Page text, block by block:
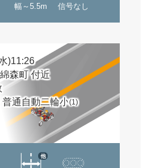
幅～5.5m 信号なし
)11:26
森町 付近
普通自動二輪小(1)
他